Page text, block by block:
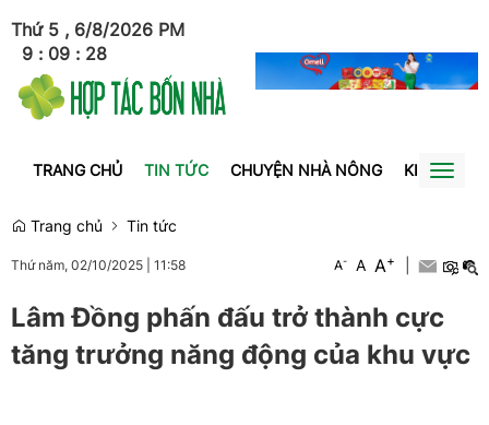
Thứ 5 , 6/8/2026
9 : 09 : 28
PM
TRANG CHỦ TIN TỨC CHUYỆN NHÀ NÔNG KINH TẾToggle
Trang chủ
Tin tức
Thứ năm, 02/10/2025 11:58 A- A A+
Lâm Đồng phấn đấu trở thành cực
tăng trưởng năng động của khu vực